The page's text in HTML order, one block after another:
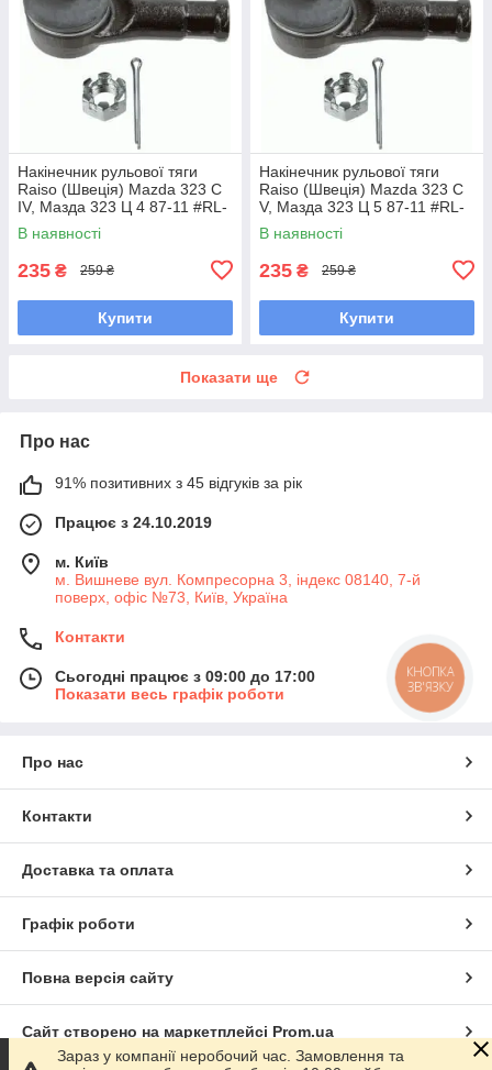
Накінечник рульової тяги
Raiso (Швеція) Mazda 323 C
IV, Мазда 323 Ц 4 87-11 #RL-
232280M UAVPCWF7
В наявності
235 ₴ 259 ₴
Купити
Накінечник рульової тяги
Raiso (Швеція) Mazda 323 C
V, Мазда 323 Ц 5 87-11 #RL-
232280M UAVPCWF7
В наявності
235 ₴ 259 ₴
Купити
Показати ще
Про нас
91% позитивних з 45 відгуків за рік
Працює з 24.10.2019
м. Київ
м. Вишневе вул. Компресорна 3, індекс 08140, 7-й
поверх, офіс №73, Київ, Україна
Контакти
Сьогодні працює з 09:00 до 17:00
Показати весь графік роботи
Про нас
Контакти
Доставка та оплата
Графік роботи
Повна версія сайту
Сайт створено на маркетплейсі Prom.ua
Зараз у компанії неробочий час. Замовлення та
КНОПКА
ЗВ'ЯЗКУ